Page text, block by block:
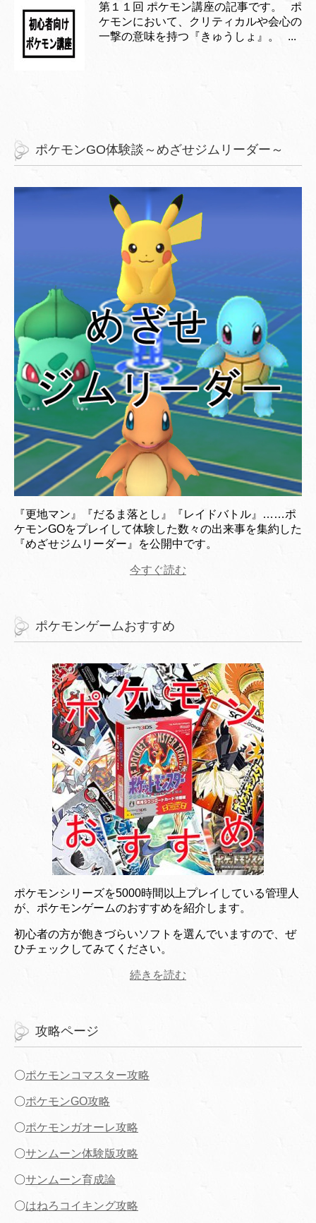
第１１回 ポケモン講座の記事です。 ポ
ケモンにおいて、クリティカルや会心の
一撃の意味を持つ『きゅうしょ』。 ...
ポケモンGO体験談～めざせジムリーダー～
『更地マン』『だるま落とし』『レイドバトル』……ポ
ケモンGOをプレイして体験した数々の出来事を集約した
『めざせジムリーダー』を公開中です。
今すぐ読む
ポケモンゲームおすすめ
ポケモンシリーズを5000時間以上プレイしている管理人
が、ポケモンゲームのおすすめを紹介します。
初心者の方が飽きづらいソフトを選んでいますので、ぜ
ひチェックしてみてください。
続きを読む
攻略ページ
〇ポケモンコマスター攻略
〇ポケモンGO攻略
〇ポケモンガオーレ攻略
〇サンムーン体験版攻略
〇サンムーン育成論
〇はねろコイキング攻略